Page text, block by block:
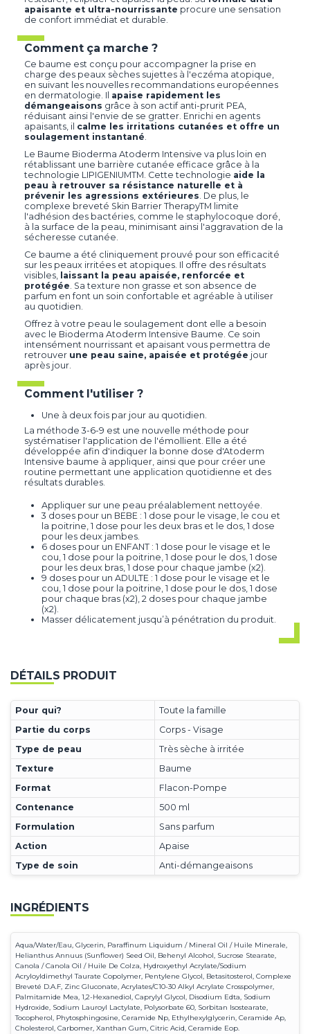
apaisante et ultra-nourrissante procure une sensation
de confort immédiat et durable.
Comment ça marche ?
Ce baume est conçu pour accompagner la prise en
charge des peaux sèches sujettes à l'eczéma atopique,
en suivant les nouvelles recommandations européennes
en dermatologie. Il apaise rapidement les
démangeaisons grâce à son actif anti-prurit PEA,
réduisant ainsi l'envie de se gratter. Enrichi en agents
apaisants, il calme les irritations cutanées et offre un
soulagement instantané
Le Baume Bioderma Atoderm Intensive va plus loin en
rétablissant une barrière cutanée efficace grâce à la
technologie LIPIGENIUMTM. Cette technologie aide la
peau à retrouver sa résistance naturelle et à
prévenir les agressions extérieures . De plus, le
complexe breveté Skin Barrier TherapyTM limite
l'adhésion des bactéries, comme le staphylocoque doré,
à la surface de la peau, minimisant ainsi l'aggravation de la
sécheresse cutanée.
Ce baume a été cliniquement prouvé pour son efficacité
sur les peaux irritées et atopiques. Il offre des résultats
visibles,
laissant la peau apaisée, renforcée et
protégée . Sa texture non grasse et son absence de
parfum en font un soin confortable et agréable à utiliser
au quotidien.
Offrez à votre peau le soulagement dont elle a besoin
avec le Bioderma Atoderm Intensive Baume. Ce soin
intensément nourrissant et apaisant vous permettra de
retrouver une peau saine, apaisée et protégée jour
après jour.
Comment l'utiliser ?
Une à deux fois par jour au quotidien.
La méthode 3-6-9 est une nouvelle méthode pour
systématiser l'application de l'émollient. Elle a été
développée afin d'indiquer la bonne dose d'Atoderm
Intensive baume à appliquer, ainsi que pour créer une
routine permettant une application quotidienne et des
résultats durables.
Appliquer sur une peau préalablement nettoyée.
3 doses pour un BEBE : 1 dose pour le visage, le cou et
la poitrine, 1 dose pour les deux bras et le dos, 1 dose
pour les deux jambes.
6 doses pour un ENFANT : 1 dose pour le visage et le
cou, 1 dose pour la poitrine, 1 dose pour le dos, 1 dose
pour les deux bras, 1 dose pour chaque jambe (x2).
9 doses pour un ADULTE : 1 dose pour le visage et le
cou, 1 dose pour la poitrine, 1 dose pour le dos, 1 dose
pour chaque bras (x2), 2 doses pour chaque jambe
(x2).
Masser délicatement jusqu’à pénétration du produit.
DÉTAILS PRODUIT
Pour qui?
Toute la famille
Partie du corps
Corps - Visage
Type de peau
Très sèche à irritée
Texture
Baume
Format
Flacon-Pompe
Contenance
500 ml
Formulation
Sans parfum
Action
Apaise
Type de soin
Anti-démangeaisons
INGRÉDIENTS
Aqua/Water/Eau, Glycerin, Paraffinum Liquidum / Mineral Oil / Huile Minerale,
Helianthus Annuus (Sunflower) Seed Oil, Behenyl Alcohol, Sucrose Stearate,
Canola / Canola Oil / Huile De Colza, Hydroxyethyl Acrylate/Sodium
Acryloyldimethyl Taurate Copolymer, Pentylene Glycol, Betasitosterol, Complexe
Breveté D.A.F, Zinc Gluconate, Acrylates/C10-30 Alkyl Acrylate Crosspolymer,
Palmitamide Mea, 1,2-Hexanediol, Caprylyl Glycol, Disodium Edta, Sodium
Hydroxide, Sodium Lauroyl Lactylate, Polysorbate 60, Sorbitan Isostearate,
Tocopherol, Phytosphingosine, Ceramide Np, Ethylhexylglycerin, Ceramide Ap,
Cholesterol, Carbomer, Xanthan Gum, Citric Acid, Ceramide Eop.